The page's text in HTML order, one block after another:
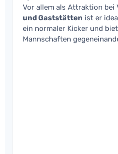
Vor allem als Attraktion bei
und Gaststätten ist er
ein normaler Kicker und
Mannschaften